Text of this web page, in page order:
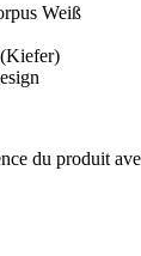
Weiß
du produit